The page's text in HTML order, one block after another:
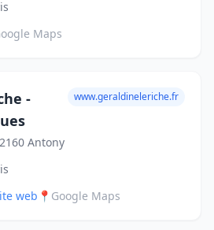
Maps
-
Antony
www.geraldineleriche.fr
web 📍 Google Maps